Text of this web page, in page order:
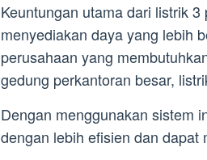
Keuntungan utama dari listrik
menyediakan daya yang lebih
perusahaan yang
gedung perkantoran besar,
Dengan menggunakan sistem
dengan lebih efisien dan dapat